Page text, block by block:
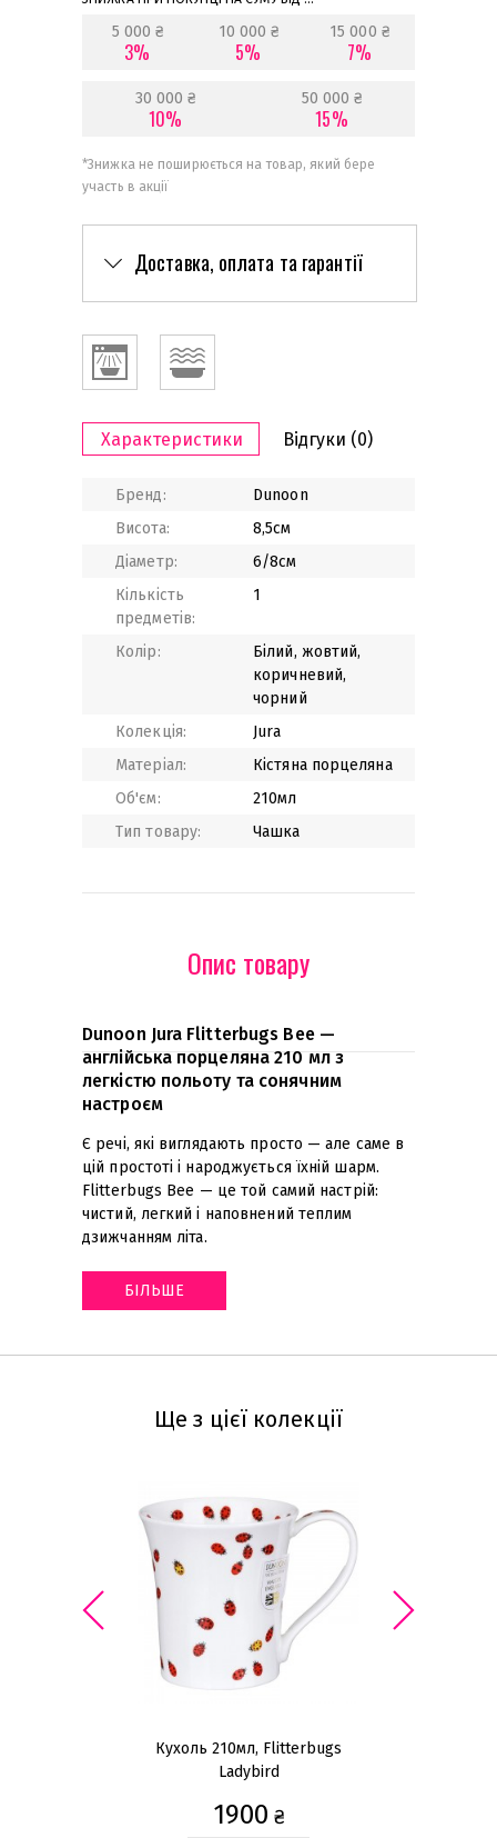
5 000 ₴
3%
10 000 ₴
5%
15 000 ₴
7%
30 000 ₴
10%
50 000 ₴
15%
*Знижка не поширюється на товар, який бере
участь в акції
Доставка, оплата та гарантії
Характеристики Відгуки (0)
Бренд:
Dunoon
Висота:
8,5см
Діаметр:
6/8см
Кількість
предметів:
1
Колір:
Білий, жовтий,
коричневий,
чорний
Колекція:
Jura
Матеріал:
Кістяна порцеляна
Об'єм:
210мл
Тип товару:
Чашка
Опис товару
Dunoon Jura Flitterbugs Bee —
англійська порцеляна 210 мл з
легкістю польоту та сонячним
настроєм
Є речі, які виглядають просто — але саме в
цій простоті і народжується їхній шарм.
Flitterbugs Bee — це той самий настрій:
чистий, легкий і наповнений теплим
дзижчанням літа.
БІЛЬШЕ
Ще з цієї колекції
Кухоль 210мл, Flitterbugs
Ladybird
1900 ₴